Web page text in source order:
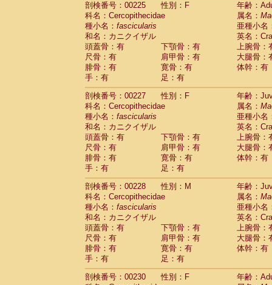
剖検番号：00225
性別：F
年齢：
科名：Cercopithecidae
属名：
種小名： fascicularis
亜種小名
和名：カニクイザル
英名：
頭蓋骨：有
下顎骨：有
上腕骨：
尺骨：有
肩甲骨：有
大腿骨：
腓骨：有
寛骨：有
体幹：有
手：有
足：有
剖検番号：00227
性別：F
年齢：
科名：Cercopithecidae
属名：
種小名： fascicularis
亜種小名
和名：カニクイザル
英名：
頭蓋骨：有
下顎骨：有
上腕骨：
尺骨：有
肩甲骨：有
大腿骨：
腓骨：有
寛骨：有
体幹：有
手：有
足：有
剖検番号：00228
性別：M
年齢：
科名：Cercopithecidae
属名：
種小名： fascicularis
亜種小名
和名：カニクイザル
英名：
頭蓋骨：有
下顎骨：有
上腕骨：
尺骨：有
肩甲骨：有
大腿骨：
腓骨：有
寛骨：有
体幹：有
手：有
足：有
剖検番号：00230
性別：F
年齢：